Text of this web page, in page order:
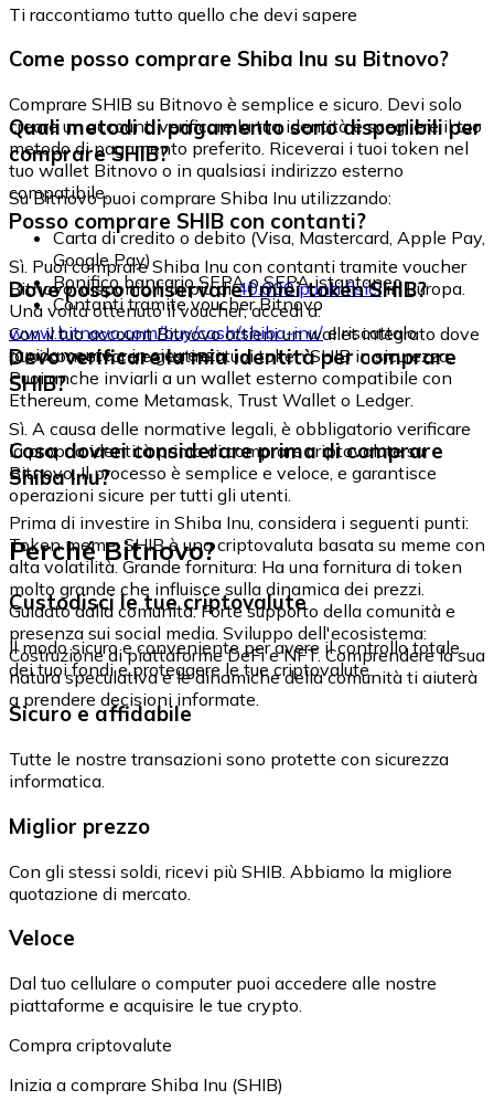
Ti raccontiamo tutto quello che devi sapere
Come posso comprare Shiba Inu su Bitnovo?
Comprare SHIB su Bitnovo è semplice e sicuro. Devi solo
creare un account, verificare la tua identità e scegliere il tuo
metodo di pagamento preferito. Riceverai i tuoi token nel
tuo wallet Bitnovo o in qualsiasi indirizzo esterno
compatibile.
Quali metodi di pagamento sono disponibili per
comprare SHIB?
Su Bitnovo puoi comprare Shiba Inu utilizzando:
Carta di credito o debito (Visa, Mastercard, Apple Pay,
Google Pay)
Bonifico bancario SEPA o SEPA istantaneo
Contanti tramite voucher Bitnovo
Posso comprare SHIB con contanti?
Sì. Puoi comprare Shiba Inu con contanti tramite voucher
Bitnovo, disponibili in più di40.000 punti fisiciin Europa.
Una volta ottenuto il voucher, accedi a:
www.bitnovo.com/buy/cash/shiba-inu/e riscattalo
rapidamente e in sicurezza.
Dove posso conservare i miei token SHIB?
Con il tuo account Bitnovo ottieni un wallet integrato dove
puoi conservare e gestire i tuoi token SHIB in sicurezza.
Puoi anche inviarli a un wallet esterno compatibile con
Ethereum, come Metamask, Trust Wallet o Ledger.
Devo verificare la mia identità per comprare
SHIB?
Sì. A causa delle normative legali, è obbligatorio verificare
la propria identità prima di comprare criptovalute su
Bitnovo. Il processo è semplice e veloce, e garantisce
operazioni sicure per tutti gli utenti.
Cosa dovrei considerare prima di comprare
Shiba Inu?
Prima di investire in Shiba Inu, considera i seguenti punti:
Token meme: SHIB è una criptovaluta basata su meme con
alta volatilità. Grande fornitura: Ha una fornitura di token
molto grande che influisce sulla dinamica dei prezzi.
Guidato dalla comunità: Forte supporto della comunità e
presenza sui social media. Sviluppo dell'ecosistema:
Costruzione di piattaforme DeFi e NFT. Comprendere la sua
natura speculativa e le dinamiche della comunità ti aiuterà
a prendere decisioni informate.
Perché Bitnovo?
Custodisci le tue criptovalute
Il modo sicuro e conveniente per avere il controllo totale
dei tuoi fondi e proteggere le tue criptovalute.
Sicuro e affidabile
Tutte le nostre transazioni sono protette con sicurezza
informatica.
Miglior prezzo
Con gli stessi soldi, ricevi più SHIB. Abbiamo la migliore
quotazione di mercato.
Veloce
Dal tuo cellulare o computer puoi accedere alle nostre
piattaforme e acquisire le tue crypto.
Compra criptovalute
Inizia a comprare Shiba Inu (SHIB)